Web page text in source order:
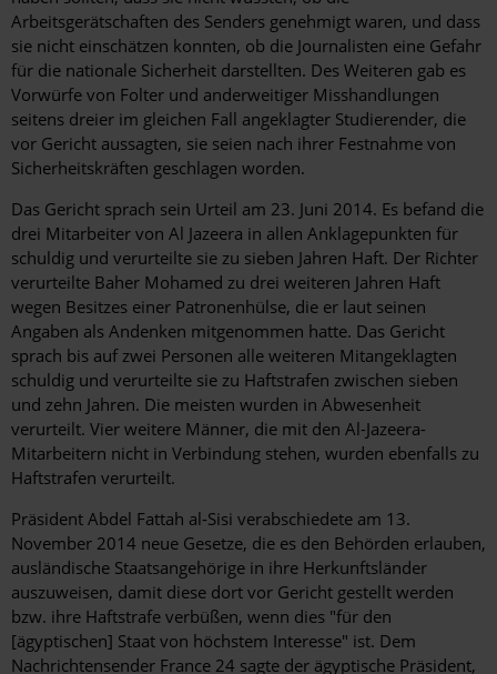
Arbeitsgerätschaften des Senders genehmigt waren, und dass
sie nicht einschätzen konnten, ob die Journalisten eine Gefahr
für die nationale Sicherheit darstellten. Des Weiteren gab es
Vorwürfe von Folter und anderweitiger Misshandlungen
seitens dreier im gleichen Fall angeklagter Studierender, die
vor Gericht aussagten, sie seien nach ihrer Festnahme von
Sicherheitskräften geschlagen worden.
Das Gericht sprach sein Urteil am 23. Juni 2014. Es befand die
drei Mitarbeiter von Al Jazeera in allen Anklagepunkten für
schuldig und verurteilte sie zu sieben Jahren Haft. Der Richter
verurteilte Baher Mohamed zu drei weiteren Jahren Haft
wegen Besitzes einer Patronenhülse, die er laut seinen
Angaben als Andenken mitgenommen hatte. Das Gericht
sprach bis auf zwei Personen alle weiteren Mitangeklagten
schuldig und verurteilte sie zu Haftstrafen zwischen sieben
und zehn Jahren. Die meisten wurden in Abwesenheit
verurteilt. Vier weitere Männer, die mit den Al-Jazeera-
Mitarbeitern nicht in Verbindung stehen, wurden ebenfalls zu
Haftstrafen verurteilt.
Präsident Abdel Fattah al-Sisi verabschiedete am 13.
November 2014 neue Gesetze, die es den Behörden erlauben,
ausländische Staatsangehörige in ihre Herkunftsländer
auszuweisen, damit diese dort vor Gericht gestellt werden
bzw. ihre Haftstrafe verbüßen, wenn dies "für den
[ägyptischen] Staat von höchstem Interesse" ist. Dem
Nachrichtensender France 24 sagte der ägyptische Präsident,